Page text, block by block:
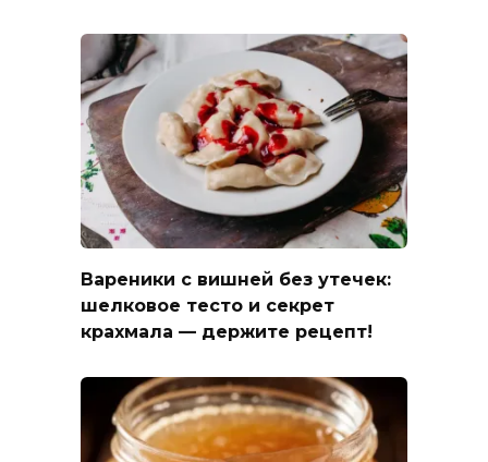
Вареники с вишней без утечек:
шелковое тесто и секрет
крахмала — держите рецепт!